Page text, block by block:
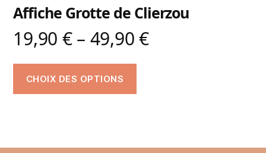
Affiche Grotte de Clierzou
19,90 €– 49,90€
CHOIX DES OPTIONS